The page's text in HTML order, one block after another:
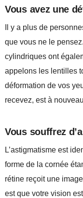
Vous avez une
Il y a plus de
que vous ne le
cylindriques ont
appelons les lentilles
déformation de vos
recevez, est à
Vous souffrez
L’astigmatisme est
forme de la cornée
rétine reçoit une
est que votre vision